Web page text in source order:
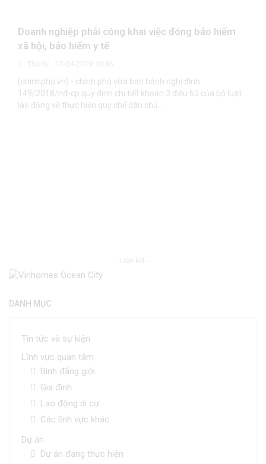
Doanh nghiệp phải công khai việc đóng bảo hiểm
xã hội, bảo hiểm y tế
(chinhphu.vn) - chính phủ vừa ban hành nghị định
149/2018/nđ-cp quy định chi tiết khoản 3 điều 63 của bộ luật
lao động về thực hiện quy chế dân chủ...
DANH MỤC
Tin tức và sự kiện
Lĩnh vực quan tâm
Bình đẳng giới
Gia đình
Lao động di cư
Các lĩnh vực khác
Dự án
Dự án đang thực hiện